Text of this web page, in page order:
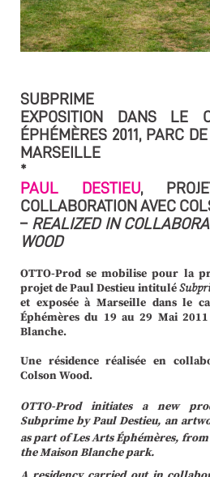
SUBPRIME
EXPOSITION DANS LE
ÉPHÉMÈRES 2011, PARC
MARSEILLE
*
PAUL DESTIEU,
COLLABORATION AVEC
– REA­LIZED IN
WOOD
OTTO-Prod se mobilise pour la
projet de Paul Destieu intitulé
et exposée à Marseille dans le
Éphémères du 19 au 29 Mai
Blanche.
Une résidence réalisée en
Colson Wood.
OTTO-Prod initiates a new
Subprime by Paul Destieu, an
as part of Les Arts Éphémères, from
the Maison Blanche park.